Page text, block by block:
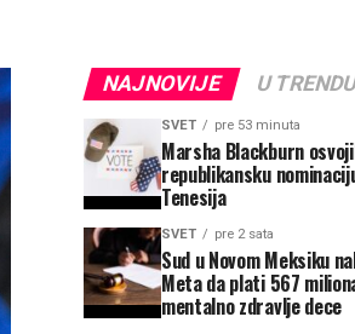
NAJNOVIJE U
SVET pre 53 minuta
Marsha Blackburn
republikansku
Tenesija
SVET pre 2 sata
Sud u Novom Meksiku
Meta da plati 567
mentalno zdravlje dece